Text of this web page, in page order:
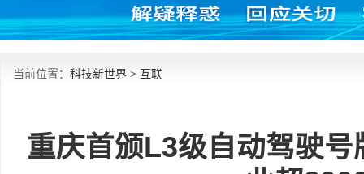
当前位置： 科技新世界 > 互联
重庆首颁L3级自动驾驶